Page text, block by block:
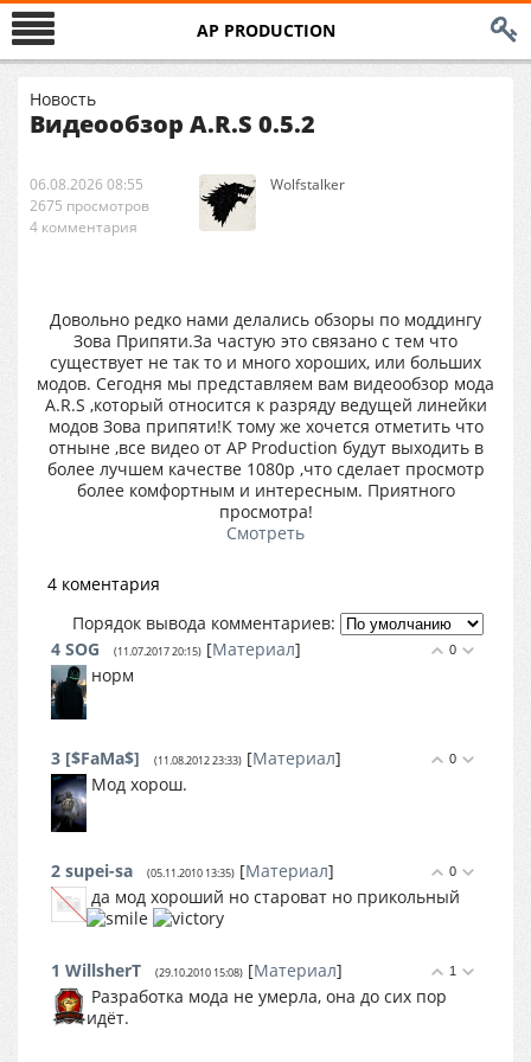
AP PRODUCTION
Новость
Видеообзор A.R.S 0.5.2
06.08.2026 08:55
2675 просмотров
4 комментария
Wolfstalker
Довольно редко нами делались обзоры по моддингу
Зова Припяти.За частую это связано с тем что
существует не так то и много хороших, или больших
модов. Сегодня мы представляем вам видеообзор мода
A.R.S ,который относится к разряду ведущей линейки
модов Зова припяти!К тому же хочется отметить что
отныне ,все видео от AP Production будут выходить в
более лучшем качестве 1080р ,что сделает просмотр
более комфортным и интересным. Приятного
просмотра!
Смотреть
4 коментария
Порядок вывода комментариев:
0
4 SOG (11.07.2017 20:15) [Материал]
норм
0
3 [$FaMa$] (11.08.2012 23:33) [Материал]
Мод хорош.
0
2 supei-sa (05.11.2010 13:35) [Материал]
да мод хороший но староват но прикольный
1
1 WillsherT (29.10.2010 15:08) [Материал]
Разработка мода не умерла, она до сих пор
идёт.